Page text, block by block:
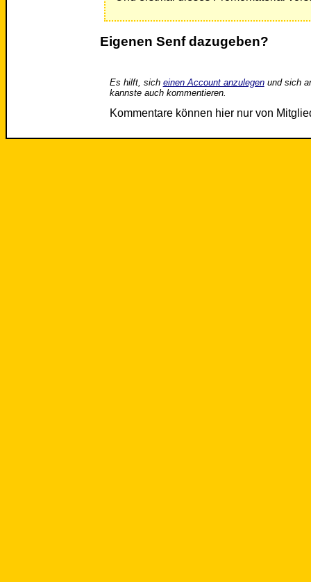
Eigenen Senf dazugeben?
Es hilft, sich einen Account anzulegenund sich
kannste auch kommentieren.
Kommentare können hier nur von